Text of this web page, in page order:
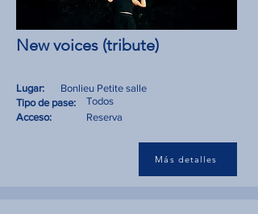
New voices (tribute)
Lugar:
Tipo de pase:
Bonlieu Petite salle
Todos
Acceso:
Reserva
Más detalles